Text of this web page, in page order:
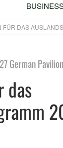
FÜR DAS
German
das